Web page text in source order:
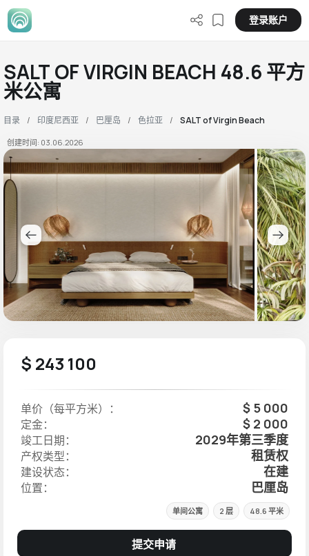
登录账户
SALT OF VIRGIN BEACH 48.6 平方
米公寓
目录 印度尼西亚 巴厘岛 色拉亚 SALT of Virgin Beach
创建时间: 03.06.2026
$ 243 100
单价（每平方米）： $ 5 000
定金： $ 2 000
竣工日期： 2029年第三季度
产权类型： 租赁权
建设状态： 在建
位置： 巴厘岛
单间公寓 2 层 48.6 平米
提交申请